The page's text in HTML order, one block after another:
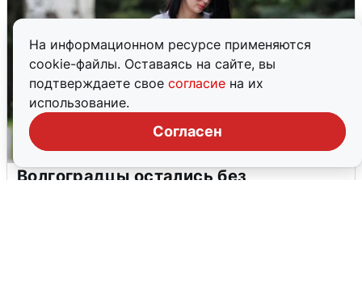
На информационном ресурсе применяются
cookie-файлы. Оставаясь на сайте, вы
подтверждаете свое согласие на их
использование.
Согласен
Волгоградцы остались без